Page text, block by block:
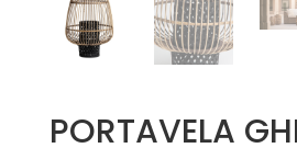
PORTAVELA